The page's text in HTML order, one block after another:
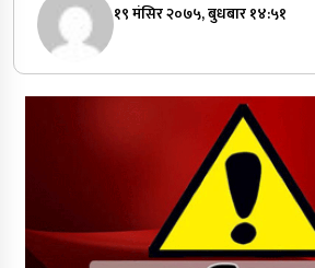
१९ मंसिर २०७५, बुधबार १४:५१